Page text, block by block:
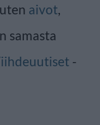
aivot,
samasta
-